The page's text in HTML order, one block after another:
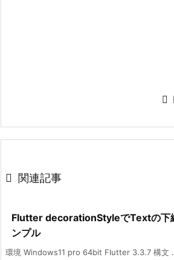

 関連記事
Flutter decorationStyleでTextの下
ンプル
環境 Windows11 pro 64bit Flutter 3.3.7 構文